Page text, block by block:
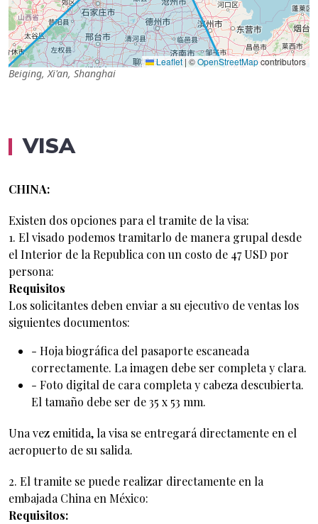
Leaflet| ©OpenStreetMapcontributors
Beiging, Xi'an, Shanghai
VISA
CHINA:
Existen dos opciones para el tramite de la visa:
1. El visado podemos tramitarlo de manera grupal desde
el Interior de la Republica con un costo de 47 USD por
persona:
Requisitos
Los solicitantes deben enviar a su ejecutivo de ventas los
siguientes documentos:
- Hoja biográfica del pasaporte escaneada
correctamente. La imagen debe ser completa y clara.
- Foto digital de cara completa y cabeza descubierta.
El tamaño debe ser de 35 x 53 mm.
Una vez emitida, la visa se entregará directamente en el
aeropuerto de su salida.
2. El tramite se puede realizar directamente en la
embajada China en México:
Requisitos: